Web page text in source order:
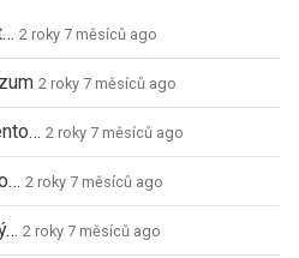
2 roky 7 měsíců ago
2 roky 7 měsíců ago
2 roky 7 měsíců ago
2 roky 7 měsíců ago
2 roky 7 měsíců ago